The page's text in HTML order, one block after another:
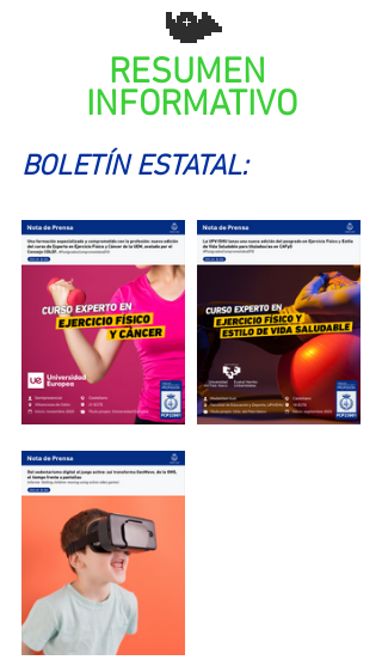
📯
RESUMEN
INFORMATIVO
BOLETÍN ESTATAL: